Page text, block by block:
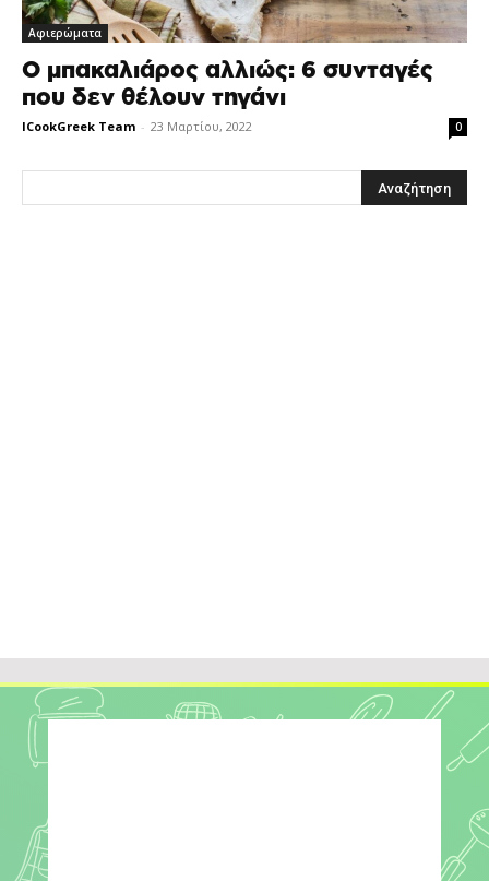
Αφιερώματα
Ο μπακαλιάρος αλλιώς: 6 συνταγές
που δεν θέλουν τηγάνι
ICookGreek Team - 23 Μαρτίου, 2022 0